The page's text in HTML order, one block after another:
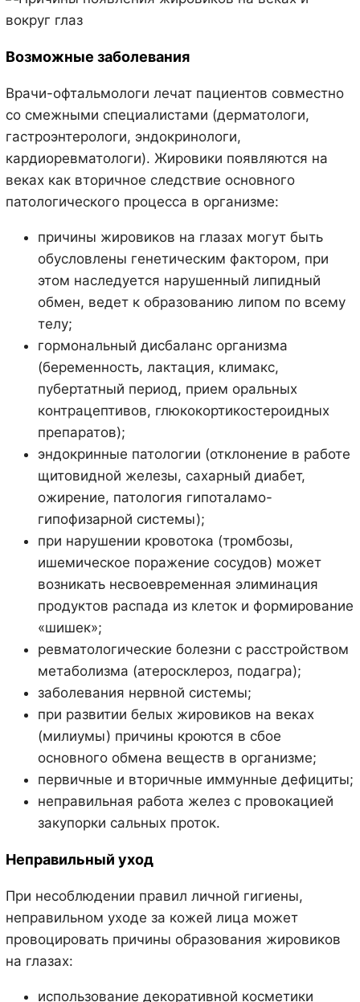
Возможные заболевания
Врачи-офтальмологи лечат пациентов совместно
со смежными специалистами (дерматологи,
гастроэнтерологи, эндокринологи,
кардиоревматологи). Жировики появляются на
веках как вторичное следствие основного
патологического процесса в организме:
причины жировиков на глазах могут быть
обусловлены генетическим фактором, при
этом наследуется нарушенный липидный
обмен, ведет к образованию липом по всему
телу;
гормональный дисбаланс организма
(беременность, лактация, климакс,
пубертатный период, прием оральных
контрацептивов, глюкокортикостероидных
препаратов);
эндокринные патологии (отклонение в работе
щитовидной железы, сахарный диабет,
ожирение, патология гипоталамо-
гипофизарной системы);
при нарушении кровотока (тромбозы,
ишемическое поражение сосудов) может
возникать несвоевременная элиминация
продуктов распада из клеток и формирование
«шишек»;
ревматологические болезни с расстройством
метаболизма (атеросклероз, подагра);
заболевания нервной системы;
при развитии белых жировиков на веках
(милиумы) причины кроются в сбое
основного обмена веществ в организме;
первичные и вторичные иммунные дефициты;
неправильная работа желез с провокацией
закупорки сальных проток.
Неправильный уход
При несоблюдении правил личной гигиены,
неправильном уходе за кожей лица может
провоцировать причины образования жировиков
на глазах:
использование декоративной косметики